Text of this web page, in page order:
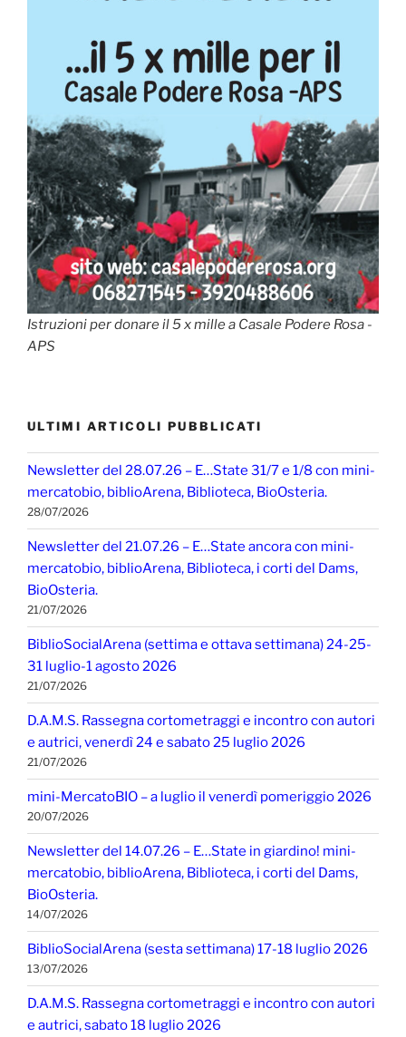
Istruzioni per donare il 5 x mille a Casale Podere Rosa -
APS
ULTIMI ARTICOLI PUBBLICATI
Newsletter del 28.07.26 – E…State 31/7 e 1/8 con mini-
mercatobio, biblioArena, Biblioteca, BioOsteria.
28/07/2026
Newsletter del 21.07.26 – E…State ancora con mini-
mercatobio, biblioArena, Biblioteca, i corti del Dams,
BioOsteria.
21/07/2026
BiblioSocialArena (settima e ottava settimana) 24-25-
31 luglio-1 agosto 2026
21/07/2026
D.A.M.S. Rassegna cortometraggi e incontro con autori
e autrici, venerdì 24 e sabato 25 luglio 2026
21/07/2026
mini-MercatoBIO – a luglio il venerdì pomeriggio 2026
20/07/2026
Newsletter del 14.07.26 – E…State in giardino! mini-
mercatobio, biblioArena, Biblioteca, i corti del Dams,
BioOsteria.
14/07/2026
BiblioSocialArena (sesta settimana) 17-18 luglio 2026
13/07/2026
D.A.M.S. Rassegna cortometraggi e incontro con autori
e autrici, sabato 18 luglio 2026